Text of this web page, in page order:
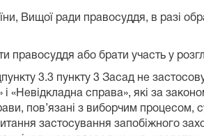
Вищої ради правосуддя, в разі
або брати участь у
3.3 пункту 3 Засад не
справа», які за
пов’язані з виборчим процесом,
застосування запобіжного